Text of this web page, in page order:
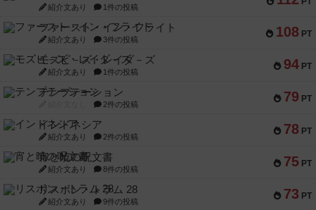
紹介文あり 1件の投稿
108 PT
ファースト・イン・フライト
紹介文あり 3件の投稿
94 PT
モズビ－ズ・レイダ－ズ
紹介文あり 1件の投稿
79 PT
テンプテーション
2件の投稿
78 PT
インドネシア
紹介文あり 2件の投稿
75 PT
宵と暁の呪文書
紹介文あり 8件の投稿
73 PT
リスボン・トラム 28
紹介文あり 9件の投稿